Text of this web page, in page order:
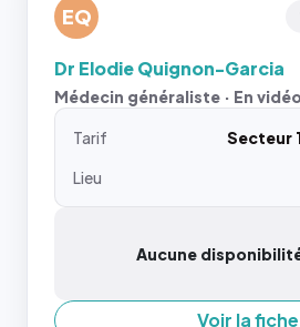
EQ
Dr Elodie Quignon-Garcia
Médecin généraliste · En vidéo
Tarif Secteur
Lieu
Aucune
Voir la fiche